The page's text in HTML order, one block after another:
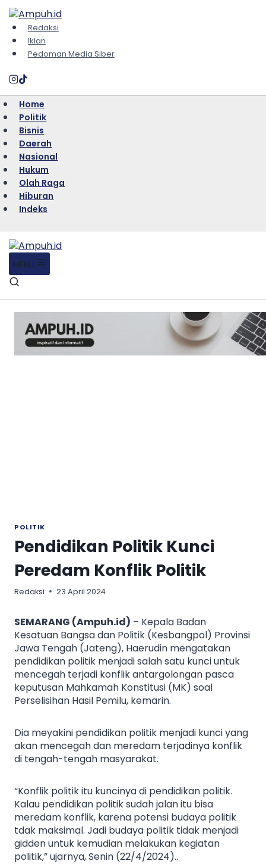
Skip
to
contentRedaksi
Iklan
Pedoman Media Siber
Home
Politik
Bisnis
Daerah
Nasional
Hukum
Olah Raga
Hiburan
Indeks
MENU
POLITIK
Pendidikan Politik Kunci
Peredam Konflik Politik
Redaksi 23 April 2024
SEMARANG (Ampuh.id) – Kepala Badan
Kesatuan Bangsa dan Politik (Kesbangpol) Provinsi
Jawa Tengah (Jateng), Haerudin mengatakan
pendidikan politik menjadi salah satu kunci untuk
mencegah terjadi konflik antargolongan pasca
keputusan Mahkamah Konstitusi (MK) soal
Perselisihan Hasil Pemilu, kemarin.
Dia meyakini pendidikan politik menjadi kunci yang
akan mencegah dan meredam terjadinya konflik
di tengah-tengah masyarakat.
“Konflik politik itu kuncinya di pendidikan politik.
Kalau pendidikan politik sudah jalan itu bisa
meredam konflik, karena potensi budaya politik
tdak maksimal. Jadi budaya politik tidak menjadi
gidden untuk kemudian melakukan kegiatan
politik,” ujarnya, Senin (22/4/2024)..